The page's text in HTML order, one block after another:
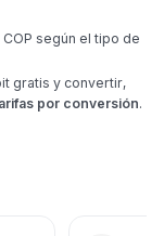
según el tipo de
gratis y convertir,
por conversión.